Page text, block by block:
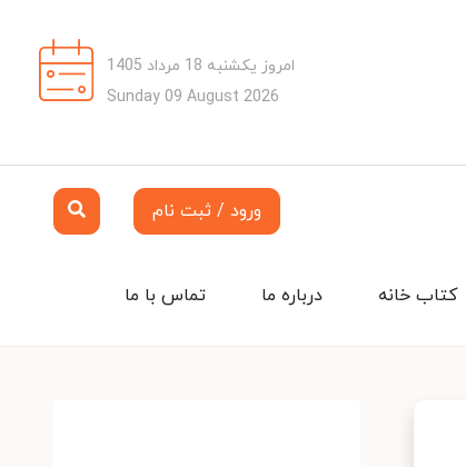
امروز یکشنبه 18 مرداد 1405
Sunday 09 August 2026
ورود / ثبت نام
تماس با ما درباره ما کتاب خانه